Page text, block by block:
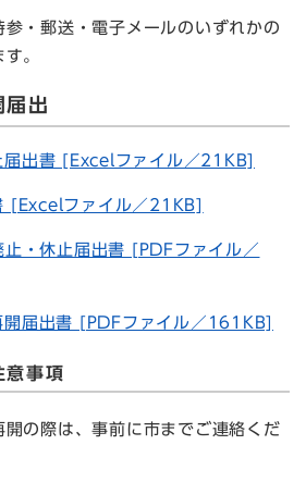
郵送・電子メールのいずれかの
。
届出
届出書 [Excelファイル／21KB]
[Excelファイル／21KB]
止・休止届出書 [PDFファイル／
開届出書 [PDFファイル／161KB]
意事項
の際は、事前に市までご連絡くだ